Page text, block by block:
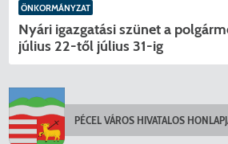
ÖNKORMÁNYZAT
Nyári igazgatási szünet a
július 22-től július 31-ig
PÉCEL VÁROS HIVATALOS